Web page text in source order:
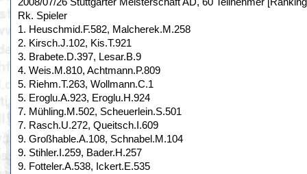
Rk. Spieler
1. Heuschmid.F.582, Malcherek.M.258
2. Kirsch.J.102, Kis.T.921
3. Brabete.D.397, Lesar.B.9
4. Weis.M.810, Achtmann.P.809
5. Riehm.T.263, Wollmann.C.1
5. Eroglu.A.923, Eroglu.H.924
7. Mühling.M.502, Scheuerlein.S.501
7. Rasch.U.272, Queitsch.I.609
9. Großhable.A.108, Schnabel.M.104
9. Stihler.I.259, Bader.H.257
9. Fotteler.A.538, Ickert.E.535